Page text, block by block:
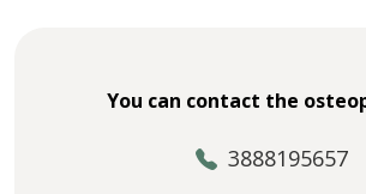
You can contact the
3888195657